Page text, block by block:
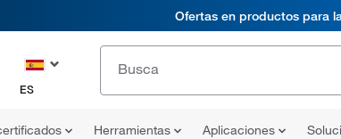
Ofertas en productos para
ES
Herramientas Aplicaciones